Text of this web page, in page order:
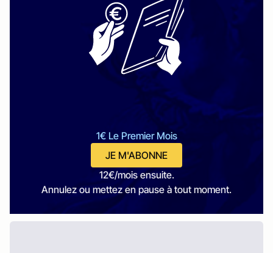
1€ Le Premier Mois
JE M'ABONNE
12€/mois ensuite.
Annulez ou mettez en pause à tout moment.